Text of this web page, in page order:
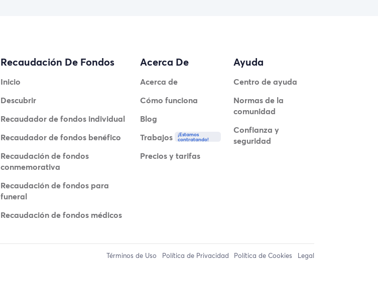
Recaudación De Fondos
Inicio
Descubrir
Recaudador de fondos individual
Recaudador de fondos benéfico
Recaudación de fondos
conmemorativa
Recaudación de fondos para
funeral
Recaudación de fondos médicos
Acerca De
Acerca de
Cómo funciona
Blog
Trabajos
¡Estamos
contratando!
Precios y tarifas
Ayuda
Centro de ayuda
Normas de la
comunidad
Confianza y
seguridad
Términos de Uso Política de Privacidad Política de Cookies Legal